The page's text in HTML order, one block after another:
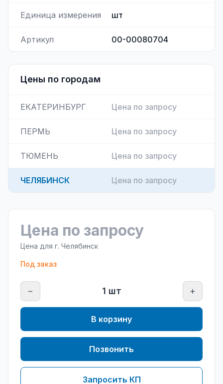
Единица измерения шт
Артикул 00-00080704
Цены по городам
ЕКАТЕРИНБУРГ Цена по запросу
ПЕРМЬ Цена по запросу
ТЮМЕНЬ Цена по запросу
ЧЕЛЯБИНСК Цена по запросу
Цена по запросу
Цена для г. Челябинск
Под заказ
− 1 шт +
В корзину
Позвонить
Запросить КП